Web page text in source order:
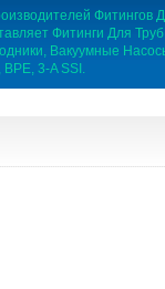
Фитинги Для
Вакуумные
3-A SSI.